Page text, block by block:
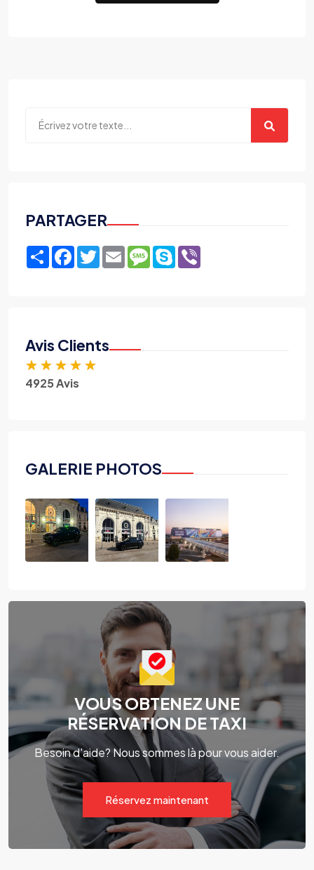
PARTAGER
ShareFacebook
TwitterEmailMessage
Skype
Avis Clients
★ ★ ★ ★ ★
4925 Avis
GALERIE PHOTOS
VOUS OBTENEZ UNE
RÉSERVATION DE TAXI
Besoin d'aide? Nous sommes là pour vous aider.
Réservez maintenant